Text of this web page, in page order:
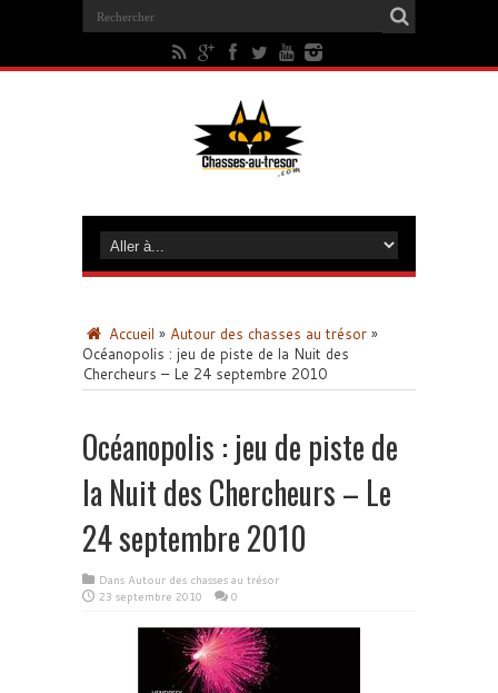
Accueil » Autour des chasses au trésor »
Océanopolis : jeu de piste de la Nuit des
Chercheurs – Le 24 septembre 2010
Océanopolis : jeu de piste de
la Nuit des Chercheurs – Le
24 septembre 2010
Dans Autour des chasses au trésor
23 septembre 2010
0